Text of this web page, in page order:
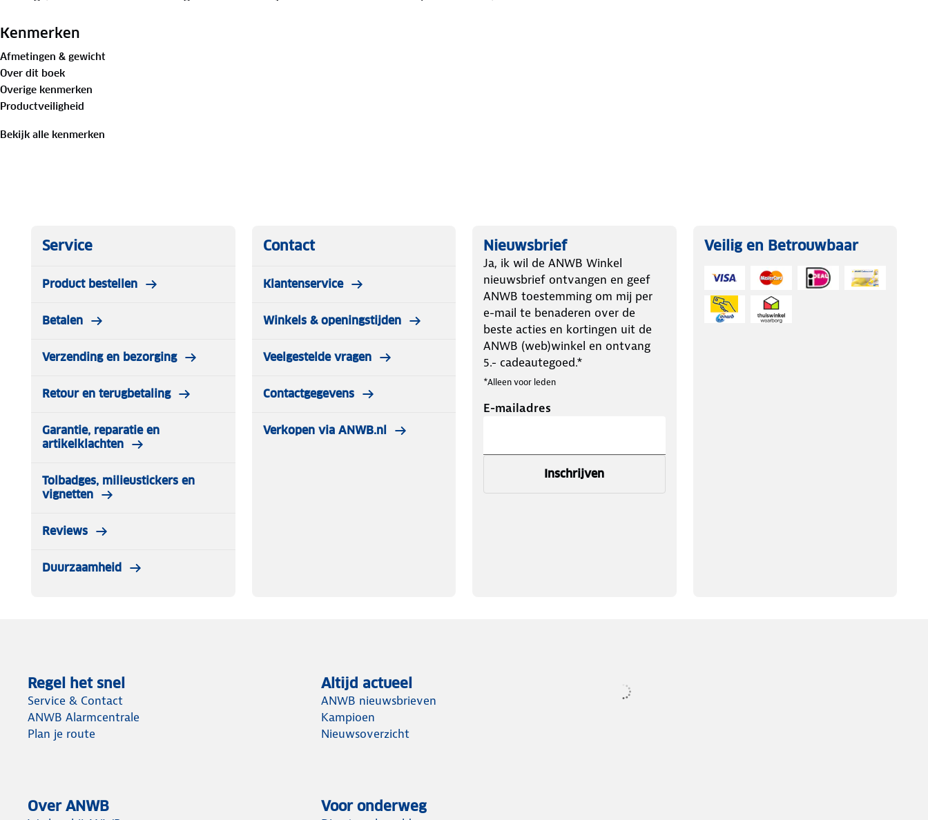
tussen twee routepunten staan duidelijk weergegeven.
Kenmerken
Afmetingen & gewicht
Over dit boek
Overige kenmerken
Productveiligheid
Bekijk alle kenmerken
Service
Product bestellen
Betalen
Verzending en bezorging
Retour en terugbetaling
Garantie, reparatie en
artikelklachten
Tolbadges, milieustickers en
vignetten
Reviews
Duurzaamheid
Contact
Klantenservice
Winkels & openingstijden
Veelgestelde vragen
Contactgegevens
Verkopen via ANWB.nl
Nieuwsbrief
Ja, ik wil de ANWB Winkel
nieuwsbrief ontvangen en geef
ANWB toestemming om mij per
e-mail te benaderen over de
beste acties en kortingen uit de
ANWB (web)winkel en ontvang
5.- cadeautegoed.*
*Alleen voor leden
E-mailadres
Inschrijven
Veilig en Betrouwbaar
Regel het snel
Service & Contact
ANWB Alarmcentrale
Plan je route
Altijd actueel
ANWB nieuwsbrieven
Kampioen
Nieuwsoverzicht
Over ANWB Voor onderweg